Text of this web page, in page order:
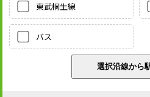
東武桐生線
バス